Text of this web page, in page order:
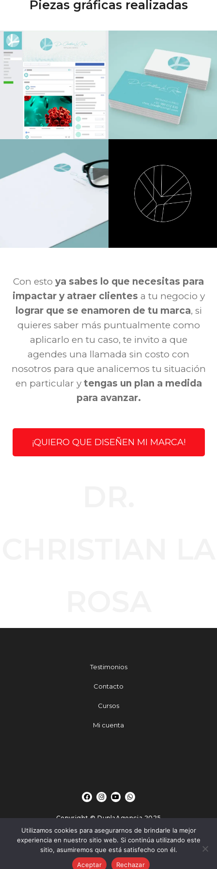
Piezas gráficas realizadas
Con esto ya sabes lo que necesitas para
impactar y atraer clientes a tu negocio y
lograr que se enamoren de tu marca, si
quieres saber más puntualmente como
aplicarlo en tu caso, te invito a que
agendes una llamada sin costo con
nosotros para que analicemos tu situación
en particular y tengas un plan a medida
para avanzar.
¡QUIERO QUE DISEÑEN MI MARCA!
Testimonios
Contacto
Cursos
Mi cuenta
Copyright © DuplaAgencia 2025
Políticas de privacidad - Avisos Legales-Política de Cookies - Términos y
condiciones
Utilizamos cookies para asegurarnos de brindarle la mejor
experiencia en nuestro sitio web. Si continúa utilizando este
sitio, asumiremos que está satisfecho con él.
Aceptar
Rechazar